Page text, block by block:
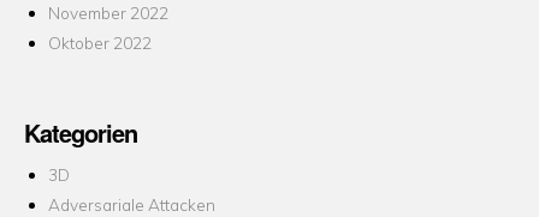
November 2022
Oktober 2022
Kategorien
3D
Adversariale Attacken